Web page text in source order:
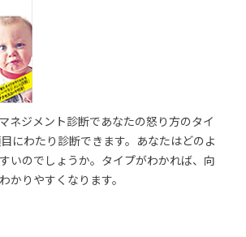
ネジメント診断であなたの怒り方のタイ
にわたり診断できます。あなたはどのよ
いのでしょうか。タイプがわかれば、向
かりやすくなります。